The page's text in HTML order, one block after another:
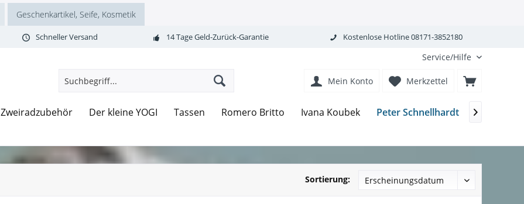
Geschenkartikel, Seife, Kosmetik
Schneller Versand 14 Tage Geld-Zurück-Garantie Kostenlose Hotline 08171-3852180
Service/Hilfe
Merkzettel
Mein Konto
Zweiradzubehör Der kleine YOGI Tassen Romero Britto Ivana Koubek Peter Schnellhardt Charles

Sortierung: